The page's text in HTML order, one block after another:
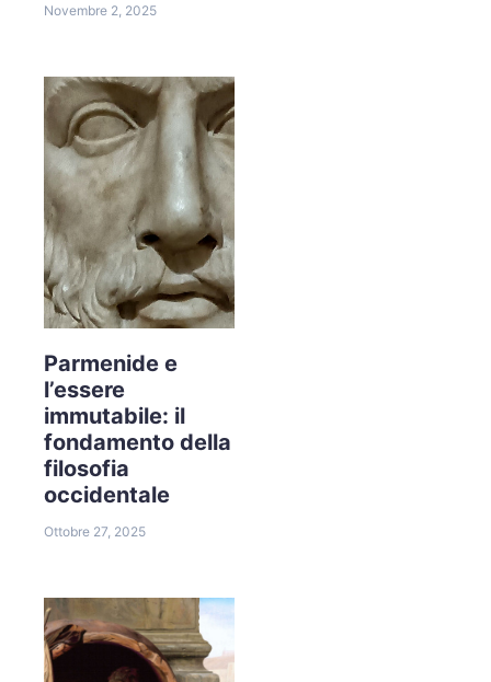
Novembre 2, 2025
Parmenide e
l’essere
immutabile: il
fondamento della
filosofia
occidentale
Ottobre 27, 2025